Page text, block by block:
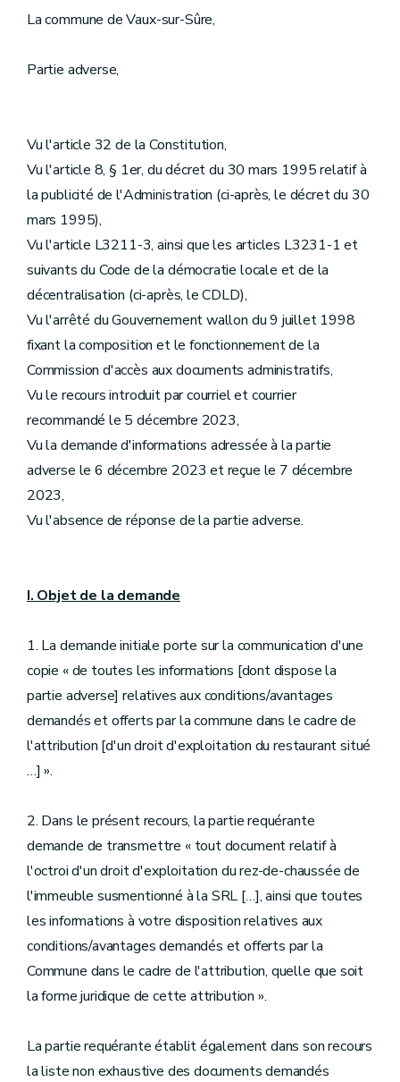
La commune de Vaux-sur-Sûre,
Partie adverse,
Vu l'article 32 de la Constitution,
Vu l'article 8, § 1er, du décret du 30 mars 1995 relatif à
la publicité de l'Administration (ci-après, le décret du 30
mars 1995),
Vu l'article L3211-3, ainsi que les articles L3231-1 et
suivants du Code de la démocratie locale et de la
décentralisation (ci-après, le CDLD),
Vu l'arrêté du Gouvernement wallon du 9 juillet 1998
fixant la composition et le fonctionnement de la
Commission d'accès aux documents administratifs,
Vu le recours introduit par courriel et courrier
recommandé le 5 décembre 2023,
Vu la demande d'informations adressée à la partie
adverse le 6 décembre 2023 et reçue le 7 décembre
2023,
Vu l'absence de réponse de la partie adverse.
I. Objet de la demande
1. La demande initiale porte sur la communication d'une
copie « de toutes les informations [dont dispose la
partie adverse] relatives aux conditions/avantages
demandés et offerts par la commune dans le cadre de
l'attribution [d'un droit d'exploitation du restaurant situé
…] ».
2. Dans le présent recours, la partie requérante
demande de transmettre « tout document relatif à
l'octroi d'un droit d'exploitation du rez-de-chaussée de
l'immeuble susmentionné à la SRL […], ainsi que toutes
les informations à votre disposition relatives aux
conditions/avantages demandés et offerts par la
Commune dans le cadre de l'attribution, quelle que soit
la forme juridique de cette attribution ».
La partie requérante établit également dans son recours
la liste non exhaustive des documents demandés